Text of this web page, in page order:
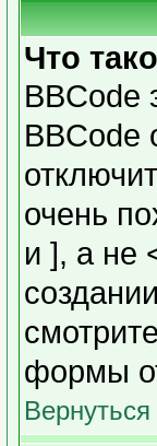
Что
BBCode
BBCode
очень
и ], а не
формы